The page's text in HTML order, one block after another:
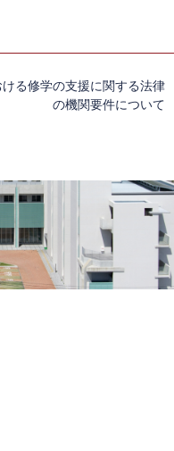
る修学の支援に関する法律
の機関要件について